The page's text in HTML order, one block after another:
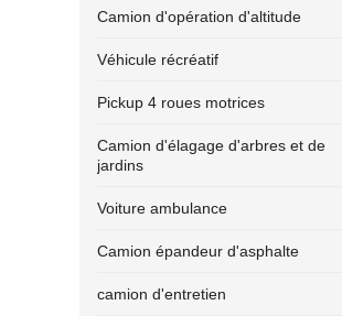
Camion d'opération d'altitude
Véhicule récréatif
Pickup 4 roues motrices
Camion d'élagage d'arbres et de
jardins
Voiture ambulance
Camion épandeur d'asphalte
camion d'entretien